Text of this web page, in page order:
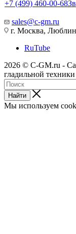
+7 (499) 460-00-68
sales@c-gm.ru
г. Москва,
RuTube
2026 © C-GM.ru -
гладильной техники
Найти
Мы используем